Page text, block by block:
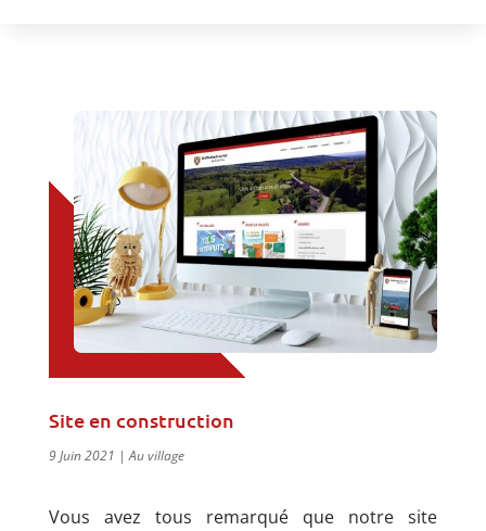
Site en construction
9 Juin 2021 |Au village
Vous avez tous remarqué que notre site